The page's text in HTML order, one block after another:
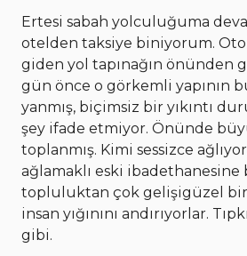
Ertesi sabah yolculuğuma
otelden taksiye biniyorum.
giden yol tapınağın önünden
gün önce o görkemli yapının
yanmış, biçimsiz bir yıkıntı
şey ifade etmiyor. Önünde
toplanmış. Kimi sessizce
ağlamaklı eski ibadethanesine
topluluktan çok gelişigüzel bir
insan yığınını andırıyorlar.
gibi.